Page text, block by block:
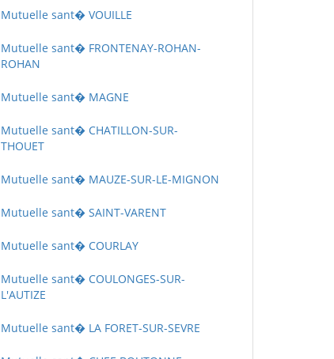
Mutuelle sant� VOUILLE
Mutuelle sant� FRONTENAY-ROHAN-
ROHAN
Mutuelle sant� MAGNE
Mutuelle sant� CHATILLON-SUR-
THOUET
Mutuelle sant� MAUZE-SUR-LE-MIGNON
Mutuelle sant� SAINT-VARENT
Mutuelle sant� COURLAY
Mutuelle sant� COULONGES-SUR-
L'AUTIZE
Mutuelle sant� LA FORET-SUR-SEVRE